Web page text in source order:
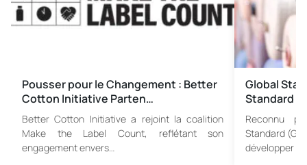
Pousser pour le Changement : Better
Cotton Initiative Parten…
Better Cotton Initiative a rejoint la coalition
Make the Label Count, reflétant son
engagement envers…
Global
Standard
Reconnu
Standard
développer